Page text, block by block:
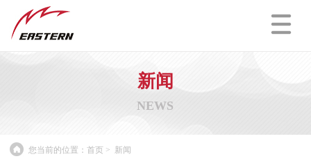
新闻
NEWS
您当前的位置：首页 > 新闻